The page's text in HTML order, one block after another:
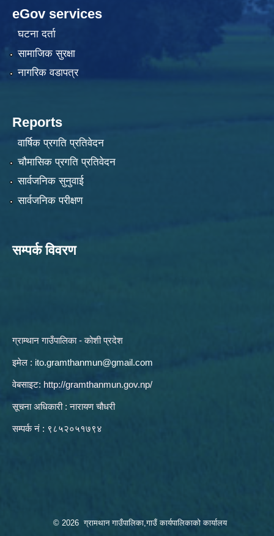
eGov services
घटना दर्ता
सामाजिक सुरक्षा
नागरिक वडापत्र
Reports
वार्षिक प्रगति प्रतिवेदन
चौमासिक प्रगति प्रतिवेदन
सार्वजनिक सुनुवाई
सार्वजनिक परीक्षण
सम्पर्क विवरण
ग्राम्थान गाउँपालिका - कोशी प्रदेश
इमेल : ito.gramthanmun@gmail.com
वेबसाइट: http://gramthanmun.gov.np/
सूचना अधिकारी : नारायण चौधरी
सम्पर्क नं : ९८५२०५१७९४
© 2026 ग्रामथान गाउँपालिका,गाउँ कार्यपालिकाको कार्यालय